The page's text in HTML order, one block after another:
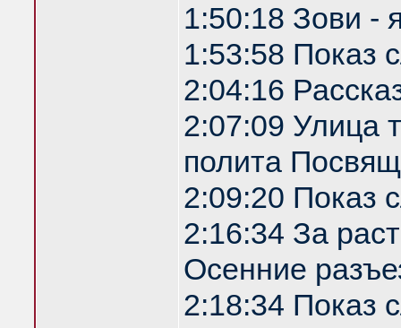
1:50:18 Зови -
1:53:58 Показ
2:04:16
2:07:09 Улица
полита
2:09:20 Показ
2:16:34 За
Осенние
2:18:34 Показ